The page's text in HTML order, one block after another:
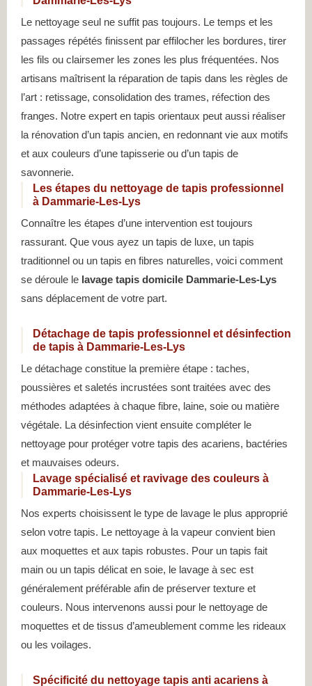
Le nettoyage seul ne suffit pas toujours. Le temps et les
passages répétés finissent par effilocher les bordures, tirer
les fils ou clairsemer les zones les plus fréquentées. Nos
artisans maîtrisent la réparation de tapis dans les règles de
l’art : retissage, consolidation des trames, réfection des
franges. Notre expert en tapis orientaux peut aussi réaliser
la rénovation d’un tapis ancien, en redonnant vie aux motifs
et aux couleurs d’une tapisserie ou d’un tapis de
savonnerie.
Les étapes du nettoyage de tapis professionnel
à Dammarie-Les-Lys
Connaître les étapes d’une intervention est toujours
rassurant. Que vous ayez un tapis de luxe, un tapis
traditionnel ou un tapis en fibres naturelles, voici comment
se déroule le lavage tapis domicile Dammarie-Les-Lys
sans déplacement de votre part.
Détachage de tapis professionnel et désinfection
de tapis à Dammarie-Les-Lys
Le détachage constitue la première étape : taches,
poussières et saletés incrustées sont traitées avec des
méthodes adaptées à chaque fibre, laine, soie ou matière
végétale. La désinfection vient ensuite compléter le
nettoyage pour protéger votre tapis des acariens, bactéries
et mauvaises odeurs.
Lavage spécialisé et ravivage des couleurs à
Dammarie-Les-Lys
Nos experts choisissent le type de lavage le plus approprié
selon votre tapis. Le nettoyage à la vapeur convient bien
aux moquettes et aux tapis robustes. Pour un tapis fait
main ou un tapis délicat en soie, le lavage à sec est
généralement préférable afin de préserver texture et
couleurs. Nous intervenons aussi pour le nettoyage de
moquettes et de tissus d’ameublement comme les rideaux
ou les voilages.
Spécificité du nettoyage tapis anti acariens à